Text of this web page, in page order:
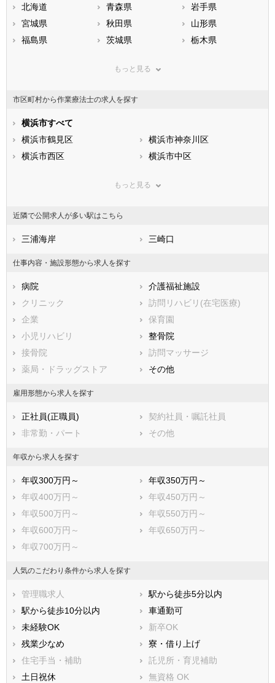
北海道 青森県
岩手県
宮城県
秋田県
山形県
福島県
茨城県
栃木県
神奈川県
石川県
福井県
静岡県
滋賀県
大阪府
兵庫県
和歌山県
山口県
福岡県
佐賀県
熊本県
もっと見る
市区町村から作業療法士の求人を探す
横浜市すべて
横浜市鶴見区
横浜市神奈川区
横浜市西区
横浜市中区
横浜市金沢区
横浜市港南区
横浜市緑区
横浜市瀬谷区
川崎市すべて
川崎市川崎区
川崎市幸区
川崎市中原区
川崎市高津区
川崎市多摩区
川崎市宮前区
川崎市麻生区
相模原市すべて
相模原市緑区
市部
横須賀市
平塚市
鎌倉市
逗子市
三浦市
秦野市
厚木市
大和市
伊勢原市
海老名市
座間市
南足柄市
三浦郡葉山町
中郡大磯町
中郡二宮町
足柄上郡中井町
足柄上郡大井町
足柄上郡松田町
足柄上郡山北町
足柄上郡開成町
足柄下郡箱根町
足柄下郡真鶴町
足柄下郡湯河原町
愛甲郡愛川町
もっと見る
近隣で公開求人が多い駅はこちら
三浦海岸 三崎口
仕事内容・施設形態から求人を探す
病院
介護福祉施設
クリニック
訪問リハビリ(在宅医療)
企業
保育園
小児リハビリ
整骨院
接骨院
訪問マッサージ
薬局・ドラッグストア
その他
雇用形態から求人を探す
正社員(正職員)
契約社員・嘱託社員
非常勤・パート
その他
年収から求人を探す
年収300万円～
年収350万円～
年収400万円～
年収450万円～
年収500万円～
年収550万円～
年収600万円～
年収650万円～
年収700万円～
人気のこだわり条件から求人を探す
管理職求人
駅から徒歩5分以内
駅から徒歩10分以内
車通勤可
未経験OK
新卒OK
残業少なめ
寮・借り上げ
住宅手当・補助
託児所・育児補助
土日祝休
無資格 OK